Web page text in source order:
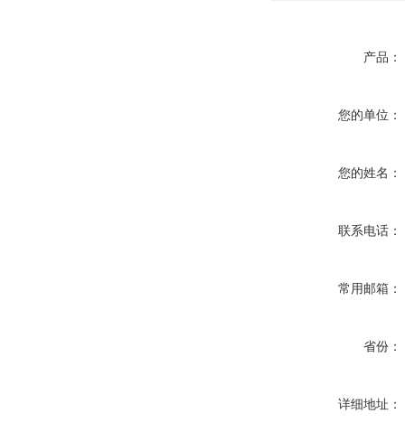
产品：
您的单位：
您的姓名：
联系电话：
常用邮箱：
省份：
详细地址：